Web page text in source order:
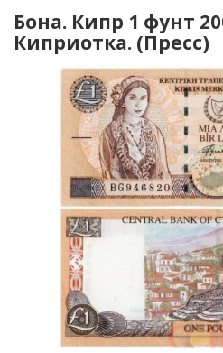
Бона. Кипр 1 фунт
Киприотка. (Пресс)